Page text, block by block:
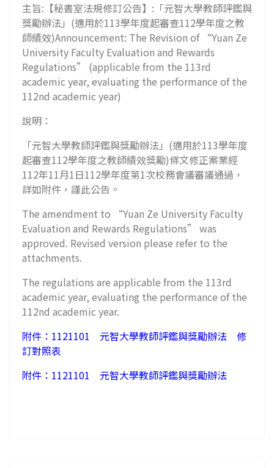
主旨:【秘書室法規修訂公告】:「元智大學教師評鑑與
獎勵辦法」(適用於113學年度起審查112學年度之教
師績效)Announcement: The Revision of “Yuan Ze
University Faculty Evaluation and Rewards
Regulations” (applicable from the 113rd
academic year, evaluating the performance of the
112nd academic year)
說明：
「元智大學教師評鑑與獎勵辦法」(適用於113學年度
起審查112學年度之教師績效獎勵)條文修正案業經
112年11月1日112學年度第1次校務會議審議通過，
詳如附件，謹此公告。
The amendment to “Yuan Ze University Faculty
Evaluation and Rewards Regulations” was
approved. Revised version please refer to the
attachments.
The regulations are applicable from the 113rd
academic year, evaluating the performance of the
112nd academic year.
附件：1121101 元智大學教師評鑑與獎勵辦法 修
訂對照表
附件：1121101 元智大學教師評鑑與獎勵辦法